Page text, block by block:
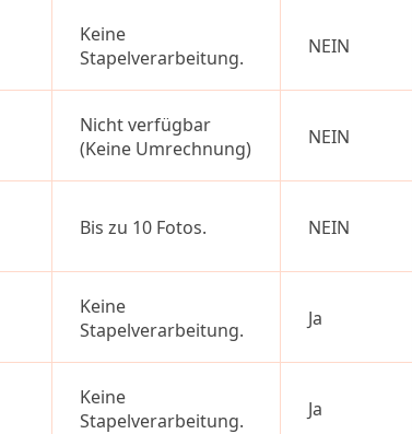
Keine
Stapelverarbeitung.
NEIN
Nicht verfügbar
(Keine Umrechnung)
NEIN
Bis zu 10 Fotos. NEIN
Keine
Stapelverarbeitung.
Ja
Keine
Stapelverarbeitung.
Ja